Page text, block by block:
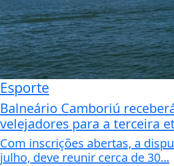
Esporte
Balneário Camboriú
velejadores para a terceira
Com inscrições abertas, a
julho, deve reunir cerca de 30...